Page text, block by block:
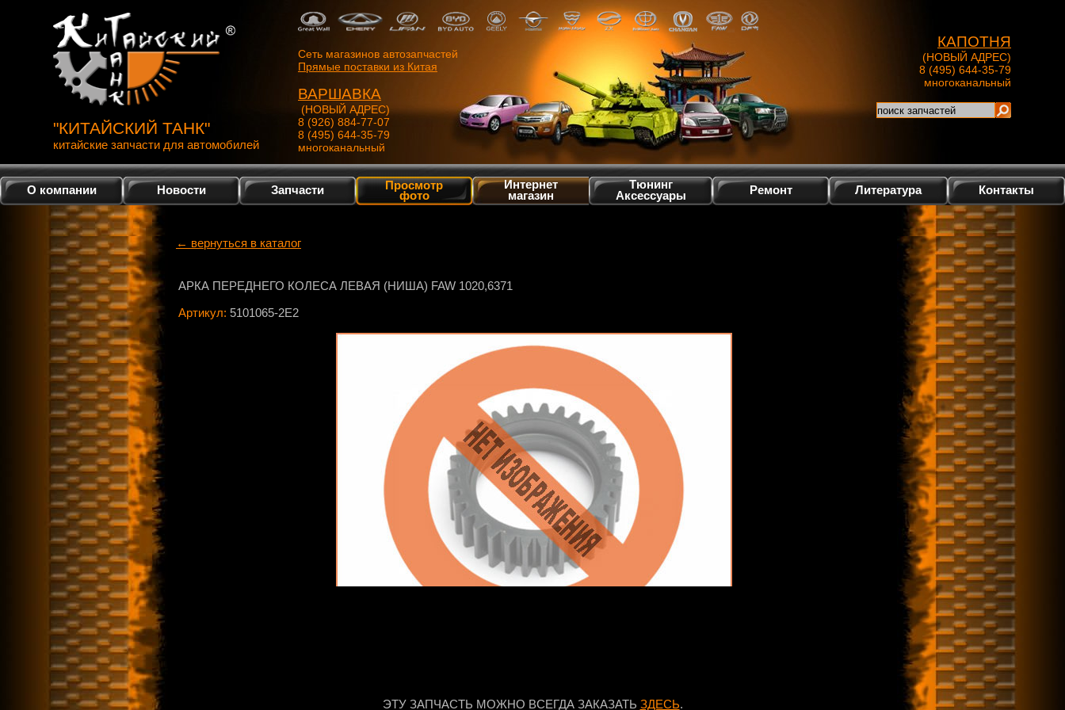
"КИТАЙСКИЙ ТАНК"
китайские запчасти для автомобилей
Сеть магазинов автозапчастей
Прямые поставки из Китая
ВАРШАВКА
(НОВЫЙ АДРЕС)
8 (926) 884-77-07
8 (495) 644-35-79
многоканальный
КАПОТНЯ
(НОВЫЙ АДРЕС)
8 (495) 644-35-79
многоканальный
О компании Новости Запчасти Просмотр
фото
Интернет
магазин
Тюнинг
Аксессуары
Ремонт Литература Контакты
← вернуться в каталог
АРКА ПЕРЕДНЕГО КОЛЕСА ЛЕВАЯ (НИША) FAW 1020,6371
Артикул: 5101065-2E2
ЭТУ ЗАПЧАСТЬ МОЖНО ВСЕГДА ЗАКАЗАТЬ ЗДЕСЬ.